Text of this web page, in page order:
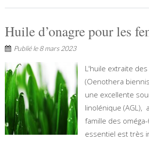
Huile d’onagre pour les
Publié le8 mars 2023
L'huile extraite
(Oenothera
une excellente
linolénique (AGL),
famille des
essentiel est très